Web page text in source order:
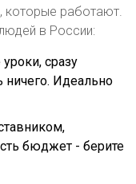
которые работают.
в России:
сразу
Идеально
бюджет - берите